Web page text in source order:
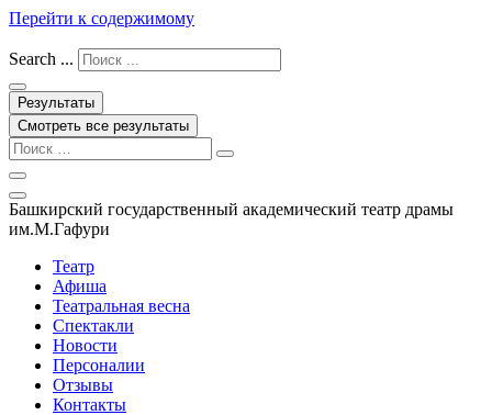
Перейти к содержимому
Search ...
Результаты
Смотреть все результаты
Башкирский государственный академический театр драмы
им.М.Гафури
Театр
Афиша
Театральная весна
Спектакли
Новости
Персоналии
Отзывы
Контакты